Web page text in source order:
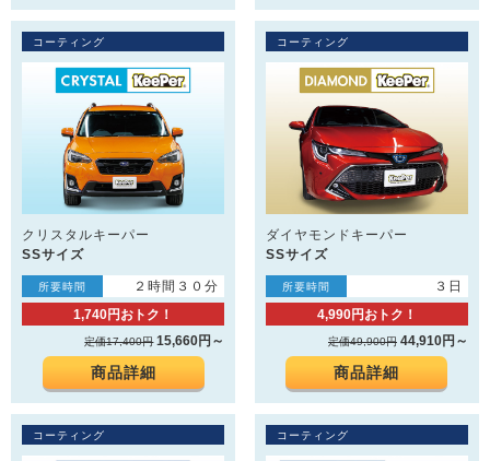
コーティング
クリスタルキーパー
SSサイズ
所要時間
２時間３０分
1,740円おトク！
定価17,400円15,660円～
商品詳細
コーティング
ダイヤモンドキーパー
SSサイズ
所要時間
３日
4,990円おトク！
定価49,900円 44,910円～
商品詳細
コーティング コーティング